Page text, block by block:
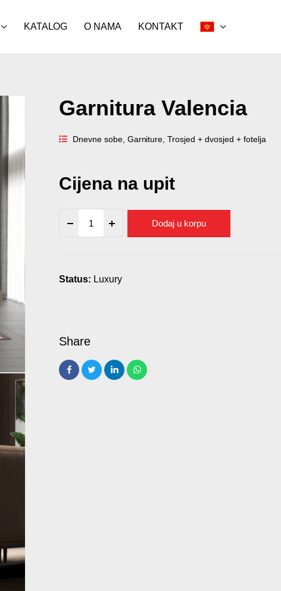
KATALOG O NAMA KONTAKT
Garnitura Valencia
Dnevne sobe, Garniture ,Trosjed + dvosjed + fotelja
Cijena na upit
Valencia
quantity
Dodaj u korpu
Status: Luxury